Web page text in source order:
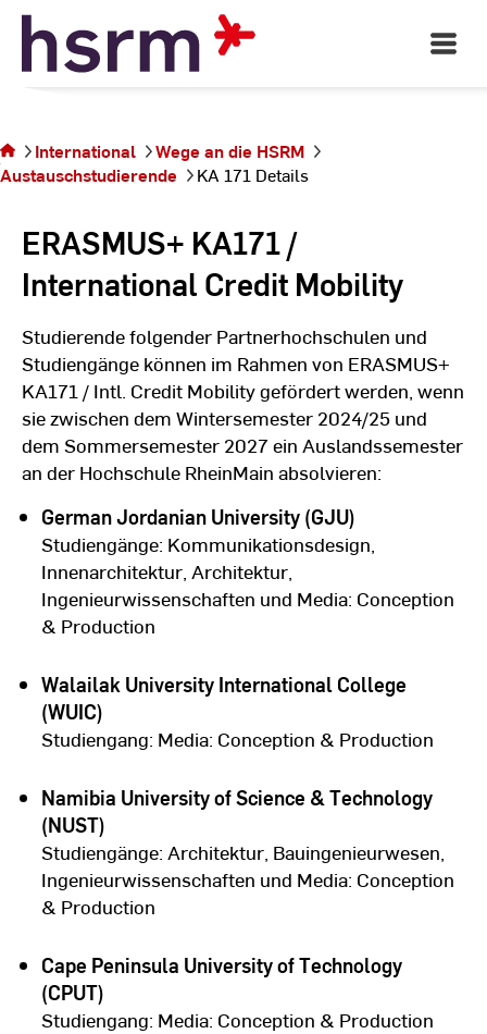
Skip
Content
Open
Main
sich auf
der
Seite KA
Details
International
Wege an die HSRM
Austauschstudierende
KA 171 Details
ERASMUS+ KA171 /
International Credit Mobility
Studierende folgender Partnerhochschulen und
Studiengänge können im Rahmen von ERASMUS+
KA171 / Intl. Credit Mobility gefördert werden, wenn
sie zwischen dem Wintersemester 2024/25 und
dem Sommersemester 2027 ein Auslandssemester
an der Hochschule RheinMain absolvieren:
German Jordanian University (GJU)
Studiengänge: Kommunikationsdesign,
Innenarchitektur, Architektur,
Ingenieurwissenschaften und Media: Conception
& Production
Walailak University International College
(WUIC)
Studiengang: Media: Conception & Production
Namibia University of Science & Technology
(NUST)
Studiengänge: Architektur, Bauingenieurwesen,
Ingenieurwissenschaften und Media: Conception
& Production
Cape Peninsula University of Technology
(CPUT)
Studiengang: Media: Conception & Production